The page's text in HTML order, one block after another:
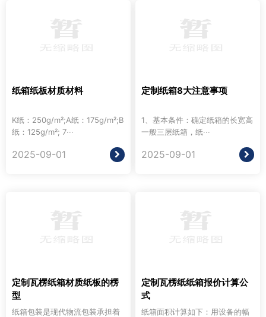
纸箱纸板材质材料
K纸：250g/m²;A纸：175g/m²;B
纸：125g/m²; 7···
2025-09-01
定制纸箱8大注意事项
1、基本条件：确定纸箱的长宽高
一般三层纸箱，纸···
2025-09-01
定制瓦楞纸箱材质纸板的楞
型
纸箱包装是现代物流包装承担着
定制瓦楞纸纸箱报价计算公
式
纸箱面积计算如下：用设备的幅